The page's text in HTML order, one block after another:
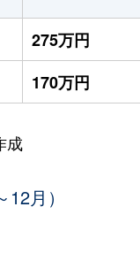
275万円
170万円
成
月）